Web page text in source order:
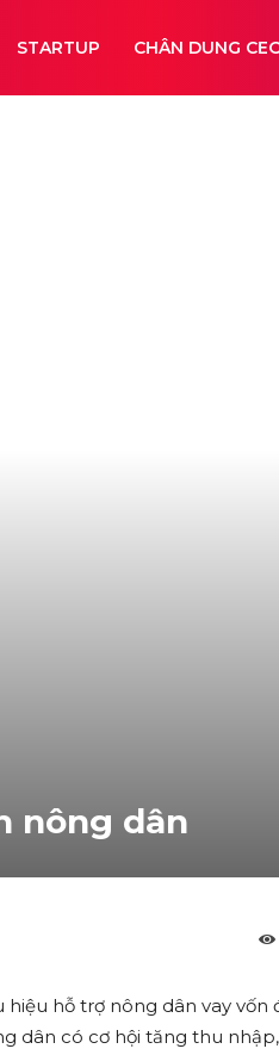
STARTUP CHÂN DUNG
nông dân
hỗ trợ nông dân vay vốn
dân có cơ hội tăng thu